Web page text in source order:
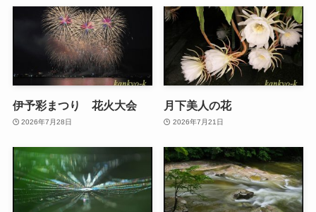
伊予彩まつり 花火大会
2026年7月28日
月下美人の花
2026年7月21日